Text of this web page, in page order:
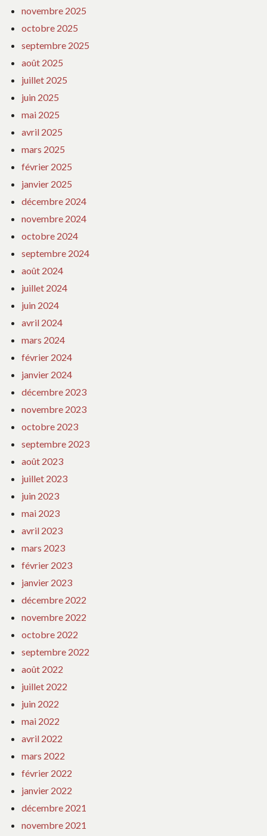
novembre 2025
octobre 2025
septembre 2025
août 2025
juillet 2025
juin 2025
mai 2025
avril 2025
mars 2025
février 2025
janvier 2025
décembre 2024
novembre 2024
octobre 2024
septembre 2024
août 2024
juillet 2024
juin 2024
avril 2024
mars 2024
février 2024
janvier 2024
décembre 2023
novembre 2023
octobre 2023
septembre 2023
août 2023
juillet 2023
juin 2023
mai 2023
avril 2023
mars 2023
février 2023
janvier 2023
décembre 2022
novembre 2022
octobre 2022
septembre 2022
août 2022
juillet 2022
juin 2022
mai 2022
avril 2022
mars 2022
février 2022
janvier 2022
décembre 2021
novembre 2021